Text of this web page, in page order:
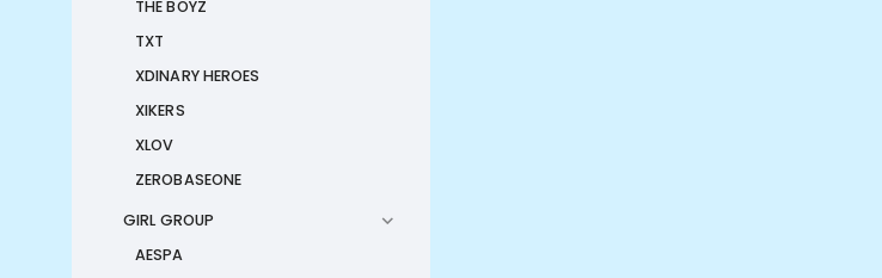
THE BOYZ
TXT
XDINARY HEROES
XIKERS
XLOV
ZEROBASEONE
GIRL GROUP
AESPA